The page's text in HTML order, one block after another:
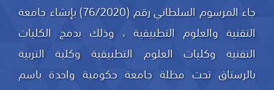
جاء المرسوم السلطاني رقم (76/2020) بإنشاء جامعة
التقنية والعلوم التطبيقية ، وذلك بدمج الكليات
التقنية وكليات العلوم التطبيقية وكلية التربية
بالرستاق تحت مظلة جامعة حكومية واحدة باسم